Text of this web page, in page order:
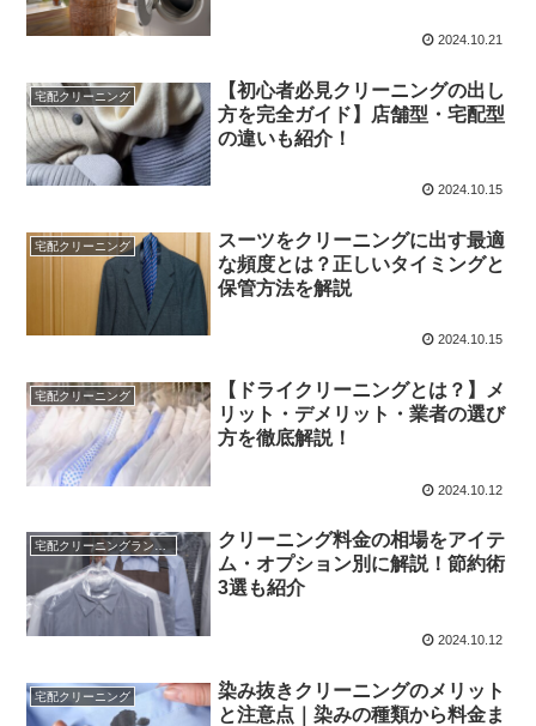
2024.10.21
宅配クリーニング
【初心者必見クリーニングの出し
方を完全ガイド】店舗型・宅配型
の違いも紹介！
2024.10.15
宅配クリーニング
スーツをクリーニングに出す最適
な頻度とは？正しいタイミングと
保管方法を解説
2024.10.15
宅配クリーニング
【ドライクリーニングとは？】メ
リット・デメリット・業者の選び
方を徹底解説！
2024.10.12
宅配クリーニングランキング
クリーニング料金の相場をアイテ
ム・オプション別に解説！節約術
3選も紹介
2024.10.12
宅配クリーニング
染み抜きクリーニングのメリット
と注意点｜染みの種類から料金ま